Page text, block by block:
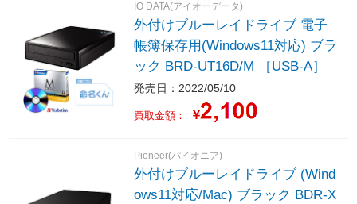
IO DATA(アイオーデータ)
外付けブルーレイドライブ 電子
帳簿保存用(Windows11対応) ブラ
ック BRD-UT16D/M ［USB-A］
発売日：2022/05/10
買取金額： ￥
Pioneer(パイオニア)
外付けブルーレイドライブ (Wind
ows11対応/Mac) ブラック BDR-X